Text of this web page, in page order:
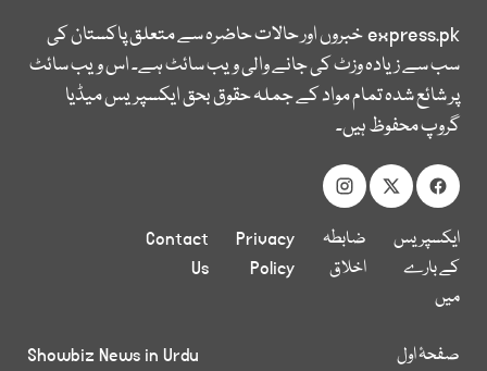
express.pkخبروں اور حالات حاضرہ سے متعلق پاکستان کی
سب سے زیادہ وزٹ کی جانے والی ویب سائٹ ہے۔ اس ویب سائٹ
پر شائع شدہ تمام مواد کے جملہ حقوق بحق ایکسپریس میڈیا
گروپ محفوظ ہیں۔
ایکسپریس
کے بارے
میں
ضابطہ
اخلاق
Privacy
Policy
Contact
Us
صفحۂ اول
Showbiz News in Urdu